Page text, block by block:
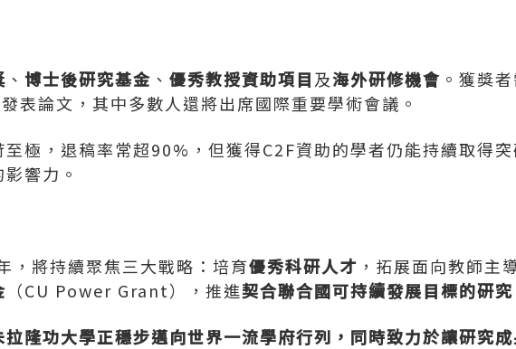
、 博士後研究基金 、 優秀教授資助項目及海外研修機會 。獲獎
表論文，其中多數人還將出席國際重要學術會議。
極，退稿率常超90%，但獲得C2F資助的學者仍能持續取得突
響力。
，將持續聚焦三大戰略：培育優秀科研人才 ，拓展面向教師主
（CU Power Grant），推進契合聯合國可持續發展目標的研究
拉隆功大學正穩步邁向世界一流學府行列，同時致力於讓研究